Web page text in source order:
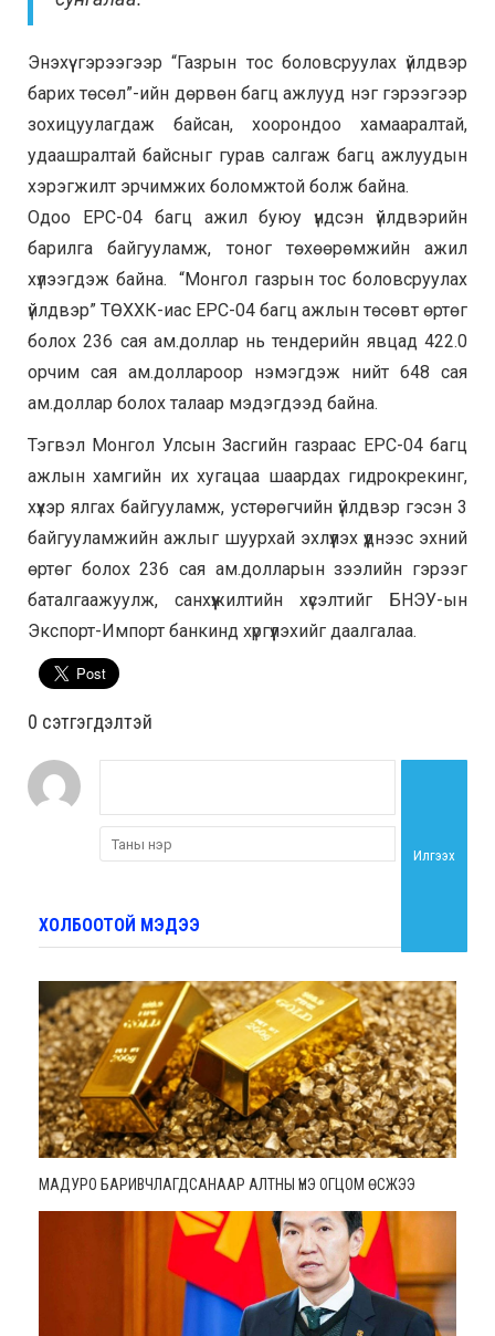
Энэхүү гэрээгээр “Газрын тос боловсруулах үйлдвэр
барих төсөл”-ийн дөрвөн багц ажлууд нэг гэрээгээр
зохицуулагдаж байсан, хоорондоо хамааралтай,
удаашралтай байсныг гурав салгаж багц ажлуудын
хэрэгжилт эрчимжих боломжтой болж байна.
Одоо EPC-04 багц ажил буюу үндсэн үйлдвэрийн
барилга байгууламж, тоног төхөөрөмжийн ажил
хүлээгдэж байна. “Монгол газрын тос боловсруулах
үйлдвэр” ТӨХХК-иас EPC-04 багц ажлын төсөвт өртөг
болох 236 сая ам.доллар нь тендерийн явцад 422.0
орчим сая ам.доллароор нэмэгдэж нийт 648 сая
ам.доллар болох талаар мэдэгдээд байна.
Тэгвэл Монгол Улсын Засгийн газраас EPC-04 багц
ажлын хамгийн их хугацаа шаардах гидрокрекинг,
хүхэр ялгах байгууламж, устөрөгчийн үйлдвэр гэсэн 3
байгууламжийн ажлыг шуурхай эхлүүлэх үүднээс эхний
өртөг болох 236 сая ам.долларын зээлийн гэрээг
баталгаажуулж, санхүүжилтийн хүсэлтийг БНЭУ-ын
Экспорт-Импорт банкинд хүргүүлэхийг даалгалаа.
0 cэтгэгдэлтэй
Илгээх
ХОЛБООТОЙ МЭДЭЭ
МАДУРО БАРИВЧЛАГДСАНААР АЛТНЫ ҮНЭ ОГЦОМ ӨСЖЭЭ